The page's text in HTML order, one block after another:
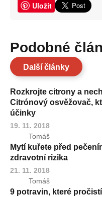
Uložit
Podobné
Další články
Rozkrojte citrony a
Citrónový osvěžovač,
účinky
19. 11. 2018
Tomáš
Mytí kuřete před
zdravotní rizika
21. 11. 2018
Tomáš
9 potravin, které